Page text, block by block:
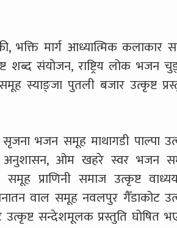
भक्ति मार्ग आध्यात्मिक कलाकार
शब्द संयोजन, राष्ट्रिय लोक भजन
स्याङ्जा पुतली बजार उत्कृष्ट
भजन समूह माथागडी पाल्पा
अनुशासन, ओम खहरे स्वर भजन
प्राणिनी समाज उत्कृष्ट
वाल समूह नवलपुर गैँडाकोट
सन्देशमूलक प्रस्तुति घोषित